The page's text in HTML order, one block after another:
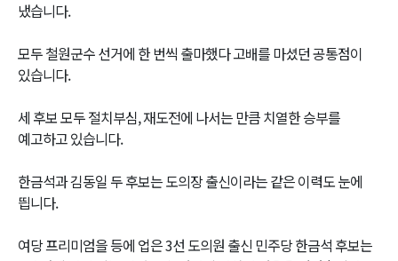
냈습니다.
모두 철원군수 선거에 한 번씩 출마했다 고배를 마셨던 공통점이
있습니다.
세 후보 모두 절치부심, 재도전에 나서는 만큼 치열한 승부를
예고하고 있습니다.
한금석과 김동일 두 후보는 도의장 출신이라는 같은 이력도 눈에
띕니다.
여당 프리미엄을 등에 업은 3선 도의원 출신 민주당 한금석 후보는